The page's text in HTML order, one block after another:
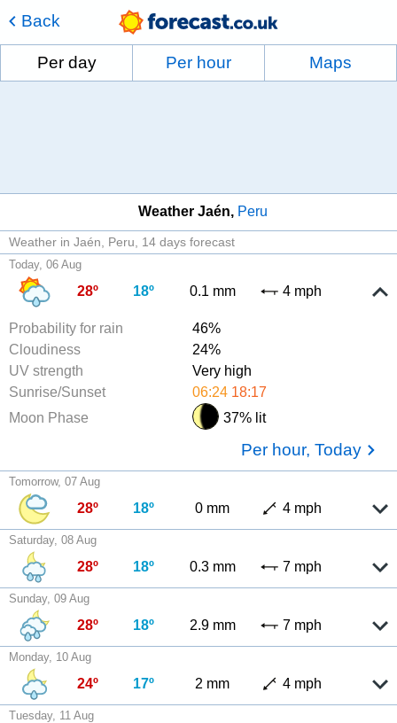
Back
Per day Per hour Maps
Weather Jaén Peru
Weather in Jaén, Peru 14 days forecast
Today, 06 Aug
28º 18º 0.1 mm 4 mph
Probability for rain
46%
Cloudiness
24%
UV strength
Very high
Sunrise/Sunset
06:24 18:17
Moon Phase
37% lit
Per hour, Today
Tomorrow, 07 Aug
28º 18º 0 mm 4 mph
Saturday, 08 Aug
28º 18º 0.3 mm 7 mph
Sunday, 09 Aug
28º 18º 2.9 mm 7 mph
Monday, 10 Aug
24º 17º 2 mm 4 mph
Tuesday, 11 Aug